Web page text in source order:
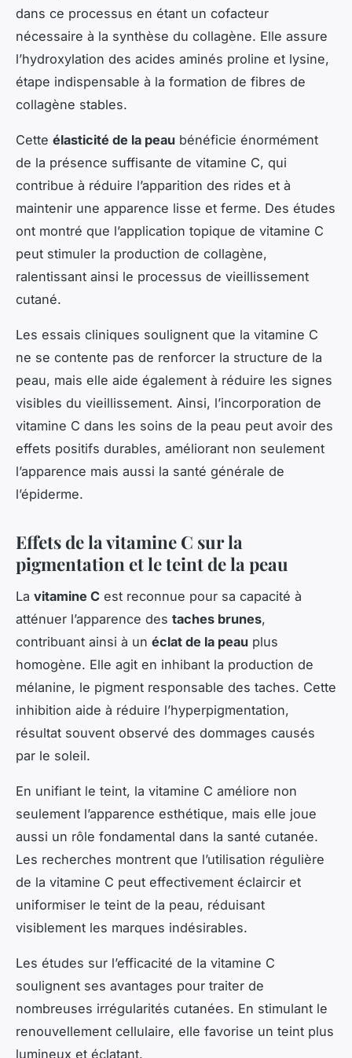
dans ce processus en étant un cofacteur
nécessaire à la synthèse du collagène. Elle assure
l’hydroxylation des acides aminés proline et lysine,
étape indispensable à la formation de fibres de
collagène stables.
Cette élasticité de la peau bénéficie énormément
de la présence suffisante de vitamine C, qui
contribue à réduire l’apparition des rides et à
maintenir une apparence lisse et ferme. Des études
ont montré que l’application topique de vitamine C
peut stimuler la production de collagène,
ralentissant ainsi le processus de vieillissement
cutané.
Les essais cliniques soulignent que la vitamine C
ne se contente pas de renforcer la structure de la
peau, mais elle aide également à réduire les signes
visibles du vieillissement. Ainsi, l’incorporation de
vitamine C dans les soins de la peau peut avoir des
effets positifs durables, améliorant non seulement
l’apparence mais aussi la santé générale de
l’épiderme.
Effets de la vitamine C sur la
pigmentation et le teint de la peau
La vitamine C est reconnue pour sa capacité à
atténuer l’apparence des taches brunes,
contribuant ainsi à un éclat de la peau plus
homogène. Elle agit en inhibant la production de
mélanine, le pigment responsable des taches. Cette
inhibition aide à réduire l’hyperpigmentation,
résultat souvent observé des dommages causés
par le soleil.
En unifiant le teint, la vitamine C améliore non
seulement l’apparence esthétique, mais elle joue
aussi un rôle fondamental dans la santé cutanée.
Les recherches montrent que l’utilisation régulière
de la vitamine C peut effectivement éclaircir et
uniformiser le teint de la peau, réduisant
visiblement les marques indésirables.
Les études sur l’efficacité de la vitamine C
soulignent ses avantages pour traiter de
nombreuses irrégularités cutanées. En stimulant le
renouvellement cellulaire, elle favorise un teint plus
lumineux et éclatant.